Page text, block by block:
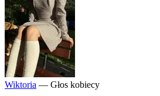
Wiktoria — Głos kobiecy